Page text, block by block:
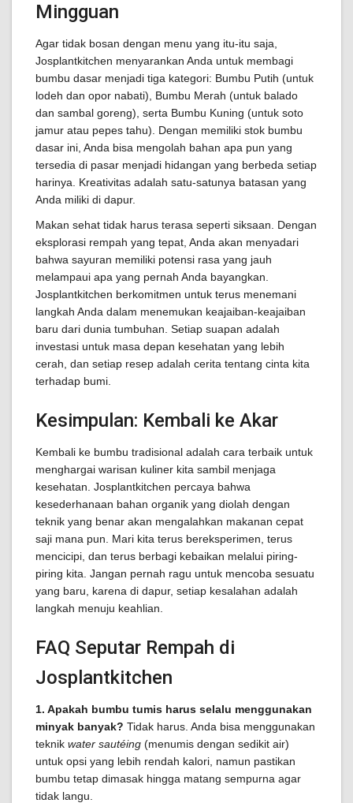
Mingguan
Agar tidak bosan dengan menu yang itu-itu saja,
Josplantkitchen menyarankan Anda untuk membagi
bumbu dasar menjadi tiga kategori: Bumbu Putih (untuk
lodeh dan opor nabati), Bumbu Merah (untuk balado
dan sambal goreng), serta Bumbu Kuning (untuk soto
jamur atau pepes tahu). Dengan memiliki stok bumbu
dasar ini, Anda bisa mengolah bahan apa pun yang
tersedia di pasar menjadi hidangan yang berbeda setiap
harinya. Kreativitas adalah satu-satunya batasan yang
Anda miliki di dapur.
Makan sehat tidak harus terasa seperti siksaan. Dengan
eksplorasi rempah yang tepat, Anda akan menyadari
bahwa sayuran memiliki potensi rasa yang jauh
melampaui apa yang pernah Anda bayangkan.
Josplantkitchen berkomitmen untuk terus menemani
langkah Anda dalam menemukan keajaiban-keajaiban
baru dari dunia tumbuhan. Setiap suapan adalah
investasi untuk masa depan kesehatan yang lebih
cerah, dan setiap resep adalah cerita tentang cinta kita
terhadap bumi.
Kesimpulan: Kembali ke Akar
Kembali ke bumbu tradisional adalah cara terbaik untuk
menghargai warisan kuliner kita sambil menjaga
kesehatan. Josplantkitchen percaya bahwa
kesederhanaan bahan organik yang diolah dengan
teknik yang benar akan mengalahkan makanan cepat
saji mana pun. Mari kita terus bereksperimen, terus
mencicipi, dan terus berbagi kebaikan melalui piring-
piring kita. Jangan pernah ragu untuk mencoba sesuatu
yang baru, karena di dapur, setiap kesalahan adalah
langkah menuju keahlian.
FAQ Seputar Rempah di
Josplantkitchen
1. Apakah bumbu tumis harus selalu menggunakan
minyak banyak? Tidak harus. Anda bisa menggunakan
teknik water sautéing (menumis dengan sedikit air)
untuk opsi yang lebih rendah kalori, namun pastikan
bumbu tetap dimasak hingga matang sempurna agar
tidak langu.